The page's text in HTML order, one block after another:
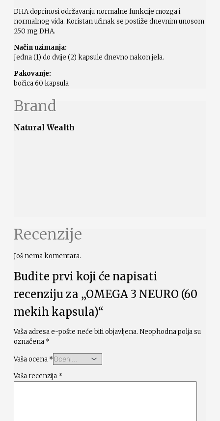
DHA doprinosi održavanju normalne funkcije mozga i
normalnog vida. Koristan učinak se postiže dnevnim unosom
250 mg DHA.
Način uzimanja:
Jedna (1) do dvije (2) kapsule dnevno nakon jela.
Pakovanje:
bočica 60 kapsula
Brand
Natural Wealth
Recenzije
Još nema komentara.
Budite prvi koji će napisati
recenziju za „OMEGA 3 NEURO (60
mekih kapsula)“
Vaša adresa e-pošte neće biti objavljena. Neophodna polja su
označena *
Vaša ocena *
Vaša recenzija *